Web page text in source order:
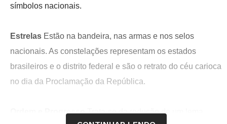
símbolos nacionais.
Estrelas Estão na bandeira, nas armas e nos selos
nacionais. As constelações representam os estados
brasileiros e o distrito federal e são o retrato do céu carioca
no dia da Proclamação da República.
Ordem e ProgressoTrata-se da redução de um lema